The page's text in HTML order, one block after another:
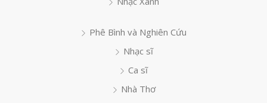
Phê Bình và Nghiên Cứu
Nhạc sĩ
Ca sĩ
Nhà Thơ